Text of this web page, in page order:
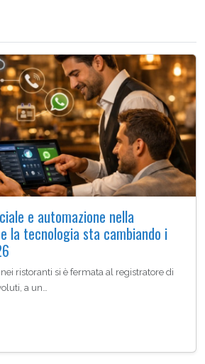
e automazione nella
la tecnologia sta cambiando i
ristoranti si è fermata al registratore di
a un…